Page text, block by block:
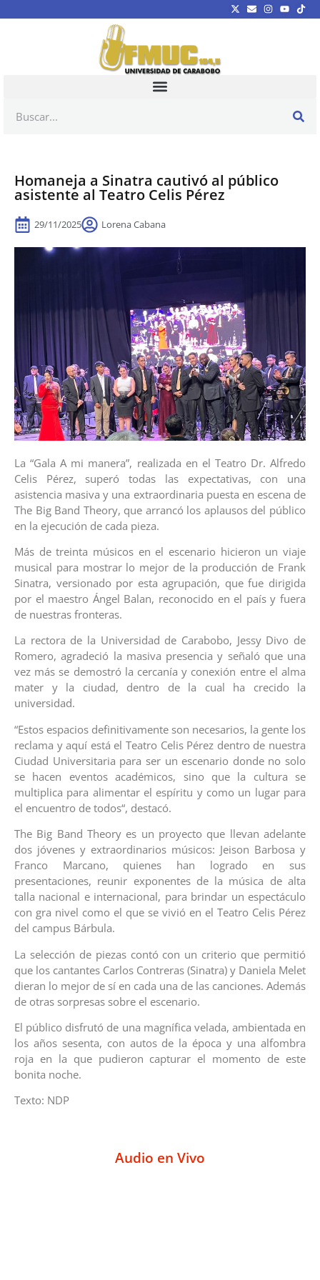
Homaneja a Sinatra cautivó al público
asistente al Teatro Celis Pérez
29/11/2025 Lorena Cabana
La “Gala A mi manera”, realizada en el Teatro Dr. Alfredo
Celis Pérez, superó todas las expectativas, con una
asistencia masiva y una extraordinaria puesta en escena de
The Big Band Theory, que arrancó los aplausos del público
en la ejecución de cada pieza.
Más de treinta músicos en el escenario hicieron un viaje
musical para mostrar lo mejor de la producción de Frank
Sinatra, versionado por esta agrupación, que fue dirigida
por el maestro Ángel Balan, reconocido en el país y fuera
de nuestras fronteras.
La rectora de la Universidad de Carabobo, Jessy Divo de
Romero, agradeció la masiva presencia y señaló que una
vez más se demostró la cercanía y conexión entre el alma
mater y la ciudad, dentro de la cual ha crecido la
universidad.
“Estos espacios definitivamente son necesarios, la gente los
reclama y aquí está el Teatro Celis Pérez dentro de nuestra
Ciudad Universitaria para ser un escenario donde no solo
se hacen eventos académicos, sino que la cultura se
multiplica para alimentar el espíritu y como un lugar para
el encuentro de todos“, destacó.
The Big Band Theory es un proyecto que llevan adelante
dos jóvenes y extraordinarios músicos: Jeison Barbosa y
Franco Marcano, quienes han logrado en sus
presentaciones, reunir exponentes de la música de alta
talla nacional e internacional, para brindar un espectáculo
con gra nivel como el que se vivió en el Teatro Celis Pérez
del campus Bárbula.
La selección de piezas contó con un criterio que permitió
que los cantantes Carlos Contreras (Sinatra) y Daniela Melet
dieran lo mejor de sí en cada una de las canciones. Además
de otras sorpresas sobre el escenario.
El público disfrutó de una magnífica velada, ambientada en
los años sesenta, con autos de la época y una alfombra
roja en la que pudieron capturar el momento de este
bonita noche.
Texto: NDP
Audio en Vivo